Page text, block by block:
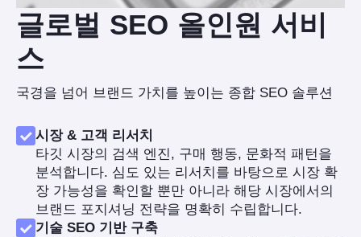
글로벌 SEO 올인원 서비
스
국경을 넘어 브랜드 가치를 높이는 종합 SEO 솔루션
시장 & 고객 리서치
타깃 시장의 검색 엔진, 구매 행동, 문화적 패턴을
분석합니다. 심도 있는 리서치를 바탕으로 시장 확
장 가능성을 확인할 뿐만 아니라 해당 시장에서의
브랜드 포지셔닝 전략을 명확히 수립합니다.
기술 SEO 기반 구축